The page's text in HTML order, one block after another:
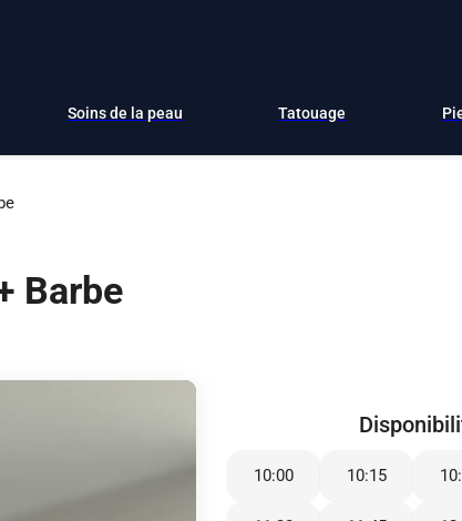
Soins de la peau Tatouage
Barbe
10:00 10:15